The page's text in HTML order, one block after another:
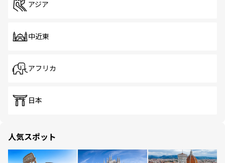
アジア
中近東
アフリカ
日本
人気スポット